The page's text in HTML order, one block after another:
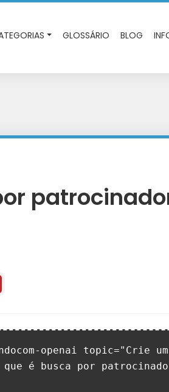
GLOSSÁRIO BLOG
openai topic="Crie
que é busca por